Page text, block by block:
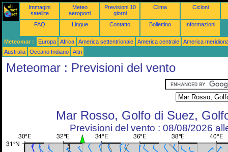
Immagini
satellite
Meteo
aeroporti
Previsioni 10
giorni
Clima Cicloni
FAQ Lingue Contatto Bollettino Informazioni
Meteomar : Europa Africa America settentrionale America centrale
America
Australia
Oceano Indiano Altri
Meteomar : Previsioni del vento
Mar Rosso, Golfo di Suez,
Previsioni del vento : 08/08/2026